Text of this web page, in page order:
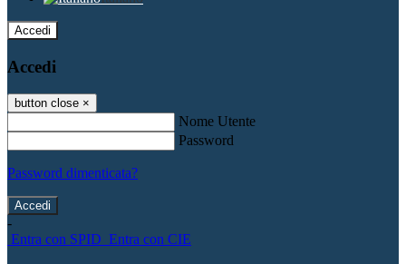
Accedi
Accedi
button close ×
Nome Utente
Password
Password dimenticata?
-
Entra con SPID Entra con CIE